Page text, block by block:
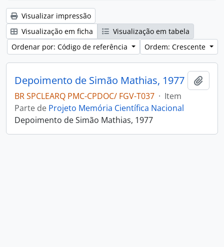
Visualizar impressão
Visualização em ficha
Visualização em tabela
Ordenar por: Código de referência
Ordem: Crescente
Depoimento de Simão Mathias, 1977
BR SPCLEARQ PMC-CPDOC/ FGV-T037 · Item
Parte de Projeto Memória Científica Nacional
Depoimento de Simão Mathias, 1977